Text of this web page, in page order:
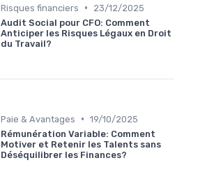
Risques financiers •
23/12/2025
Audit Social pour CFO: Comment
Anticiper les Risques Légaux en Droit
du Travail?
Paie & Avantages • 19/10/2025
Rémunération Variable: Comment
Motiver et Retenir les Talents sans
Déséquilibrer les Finances?